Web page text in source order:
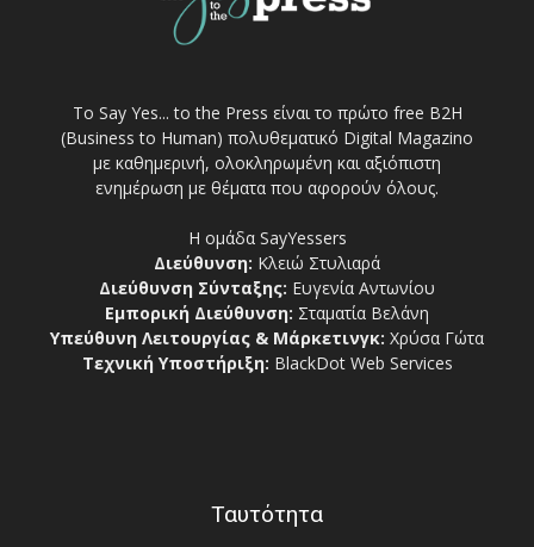
Το Say Yes... to the Press είναι το πρώτο free Β2Η
(Business to Human) πολυθεματικό Digital Magazino
με καθημερινή, ολοκληρωμένη και αξιόπιστη
ενημέρωση με θέματα που αφορούν όλους.
Η ομάδα SayYessers
Διεύθυνση: Κλειώ Στυλιαρά
Διεύθυνση Σύνταξης: Ευγενία Αντωνίου
Εμπορική Διεύθυνση: Σταματία Βελάνη
Υπεύθυνη Λειτουργίας & Μάρκετινγκ: Χρύσα Γώτα
Τεχνική Υποστήριξη: BlackDot Web Services
Ταυτότητα